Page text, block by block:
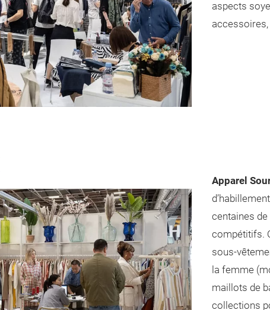
aspects
accessoires,
Apparel
centaines
compétitifs.
sous-
la femme
maillots de
collections